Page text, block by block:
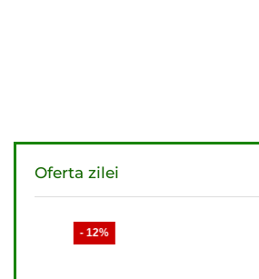
Oferta zilei